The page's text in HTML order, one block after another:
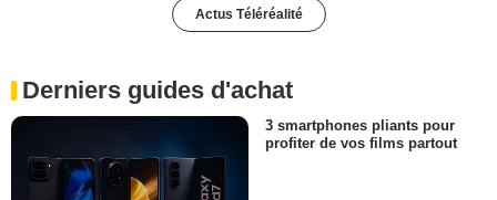
Actus Téléréalité
Derniers guides d'achat
3 smartphones pliants pour
profiter de vos films partout